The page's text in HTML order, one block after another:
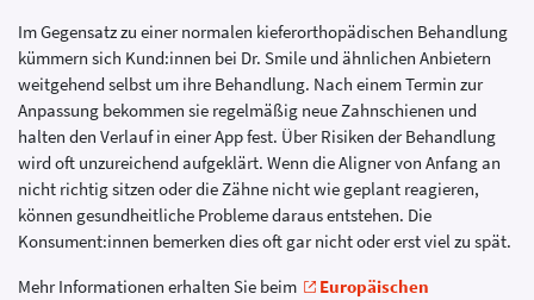
Im Gegensatz zu einer normalen kieferorthopädischen Behandlung
kümmern sich Kund:innen bei Dr. Smile und ähnlichen Anbietern
weitgehend selbst um ihre Behandlung. Nach einem Termin zur
Anpassung bekommen sie regelmäßig neue Zahnschienen und
halten den Verlauf in einer App fest. Über Risiken der Behandlung
wird oft unzureichend aufgeklärt. Wenn die Aligner von Anfang an
nicht richtig sitzen oder die Zähne nicht wie geplant reagieren,
können gesundheitliche Probleme daraus entstehen. Die
Konsument:innen bemerken dies oft gar nicht oder erst viel zu spät.
Mehr Informationen erhalten Sie beim
Europäischen